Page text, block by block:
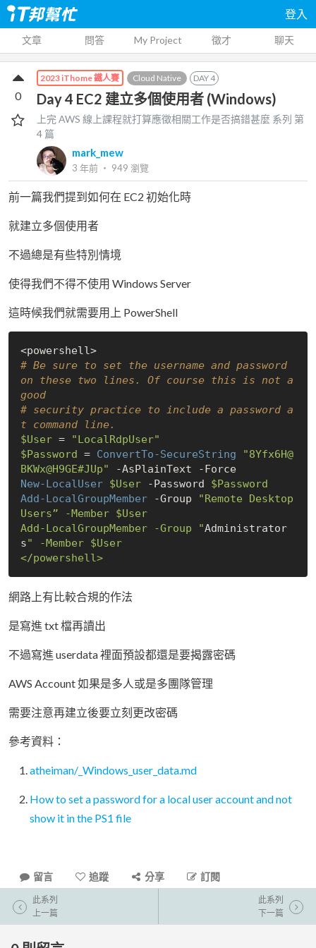
登入
文章 問答 My Project 徵才 聊天
2023 iThome 鐵人賽 Cloud Native DAY4
Day 4 EC2 建立多個使用者 (Windows)
上完 AWS 線上課程就打算應徵相關工作是否搞錯甚麼 系列 第
4 篇
mark_mew
3 年前 ‧ 949 瀏覽
0
前一篇我們提到如何在 EC2 初始化時
就建立多個使用者
不過總是有些特別情境
使得我們不得不使用 Windows Server
這時候我們就需要用上 PowerShell
<powershell>
# Be sure to set the username and password
on these two lines. Of course this is not a
good
# security practice to include a password a
t command line.
$User =
"LocalRdpUser"
$Password = ConvertTo-SecureString
"8Yfx6H@
BKWx@H9GE#JUp"
-AsPlainText
-Force
New-LocalUser $User -Password
$Password
Add-LocalGroupMember
-Group
"Remote Desktop
Users” -Member $User
Add-LocalGroupMember -Group "Administrator
s" -Member $User
</powershell>
網路上有比較合規的作法
是寫進 txt 檔再讀出
不過寫進 userdata 裡面預設都還是要揭露密碼
AWS Account 如果是多人或是多團隊管理
需要注意再建立後要立刻更改密碼
參考資料：
atheiman/_Windows_user_data.md
How to set a password for a local user account and not
show it in the PS1 file
留言 追蹤 分享 訂閱
此系列
上一篇
此系列
下一篇